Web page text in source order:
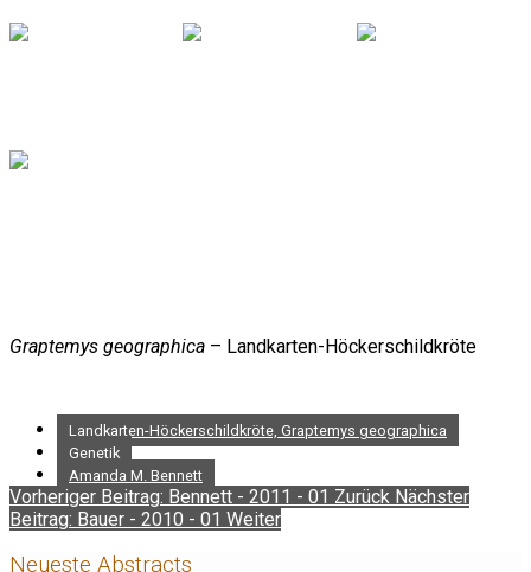
Graptemys geographica – Landkarten-Höckerschildkröte
Landkarten-Höckerschildkröte, Graptemys geographica
Genetik
Amanda M. Bennett
Vorheriger Beitrag: Bennett - 2011 - 01 Zurück Nächster
Beitrag: Bauer - 2010 - 01 Weiter
Neueste Abstracts